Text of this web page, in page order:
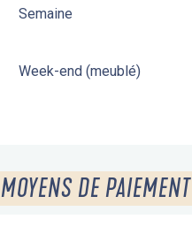
Semaine
Week-end (meublé)
MOYENS DE PAIEMENT